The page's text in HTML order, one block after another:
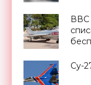
ВВС
Су-